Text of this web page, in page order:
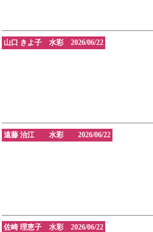
山口 きよ子 水彩 2026/06/22
遠藤 治江 水彩 2026/06/22
佐崎 理恵子 水彩 2026/06/22